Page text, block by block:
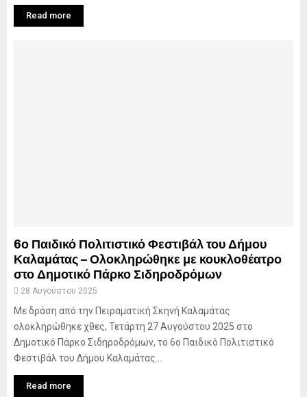
Read more
6ο Παιδικό Πολιτιστικό Φεστιβάλ του Δήμου
Καλαμάτας – Ολοκληρώθηκε με κουκλοθέατρο
στο Δημοτικό Πάρκο Σιδηροδρόμων
28 Αυγούστου 2025
Με δράση από την Πειραματική Σκηνή Καλαμάτας
ολοκληρώθηκε χθες, Τετάρτη 27 Αυγούστου 2025 στο
Δημοτικό Πάρκο Σιδηροδρόμων, το 6ο Παιδικό Πολιτιστικό
Φεστιβάλ του Δήμου Καλαμάτας...
Read more